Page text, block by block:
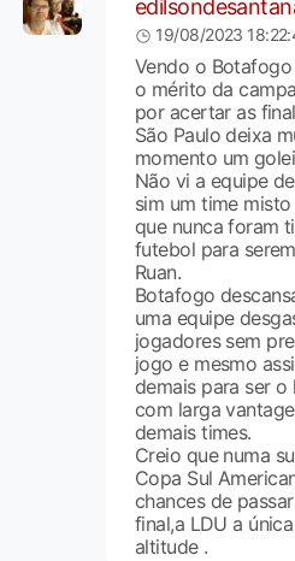
19/08/2023
Vendo o
o mérito da
por acertar as
São Paulo deixa
momento um
Não vi a equipe
sim um time
que nunca foram
futebol para
Ruan.
Botafogo
uma equipe
jogadores sem
jogo e mesmo
demais para ser
com larga
demais times.
Creio que numa
Copa Sul
chances de
final,a LDU a
altitude .